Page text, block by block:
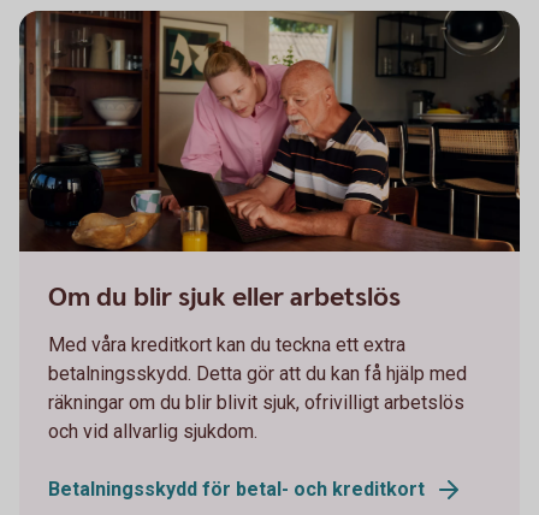
Om du blir sjuk eller arbetslös
Med våra kreditkort kan du teckna ett extra
betalningsskydd. Detta gör att du kan få hjälp med
räkningar om du blir blivit sjuk, ofrivilligt arbetslös
och vid allvarlig sjukdom.
Betalningsskydd för betal- och kreditkort